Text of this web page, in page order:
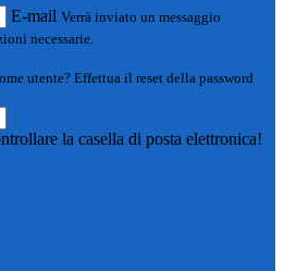
E-mail Verrà inviato un messaggio
necessarie.
utente? Effettua il reset della password
la casella di posta elettronica!